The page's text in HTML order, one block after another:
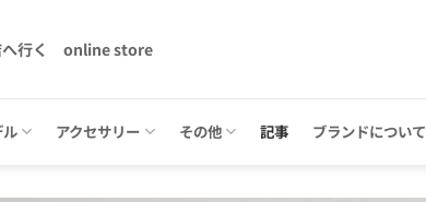
行く online store
ル アクセサリー その他 記事 ブランドについて